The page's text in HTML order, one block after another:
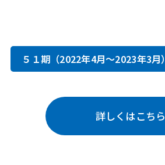
５１期（2022年4月～2023年3月）
詳しくはこちら